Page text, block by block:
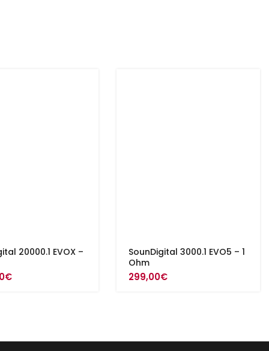
20000.1 EVOX –
€
SounDigital 3000.1 EVO5 – 1
Ohm
299,00€